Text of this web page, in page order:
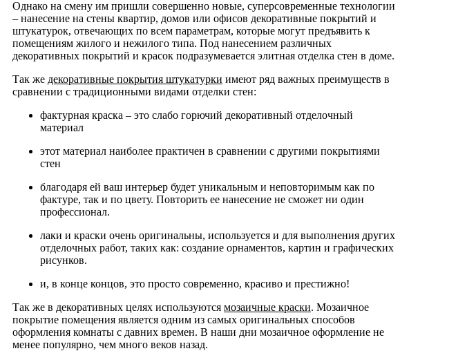
Однако на смену им пришли совершенно новые, суперсовременные технологии
– нанесение на стены квартир, домов или офисов декоративные покрытий и
штукатурок, отвечающих по всем параметрам, которые могут предъявить к
помещениям жилого и нежилого типа. Под нанесением различных
декоративных покрытий и красок подразумевается элитная отделка стен в доме.
Так же декоративные покрытия штукатурки имеют ряд важных преимуществ в
сравнении с традиционными видами отделки стен:
фактурная краска – это слабо горючий декоративный отделочный
материал
этот материал наиболее практичен в сравнении с другими покрытиями
стен
благодаря ей ваш интерьер будет уникальным и неповторимым как по
фактуре, так и по цвету. Повторить ее нанесение не сможет ни один
профессионал.
лаки и краски очень оригинальны, используется и для выполнения других
отделочных работ, таких как: создание орнаментов, картин и графических
рисунков.
и, в конце концов, это просто современно, красиво и престижно!
Так же в декоративных целях используются мозаичные краски. Мозаичное
покрытие помещения является одним из самых оригинальных способов
оформления комнаты с давних времен. В наши дни мозаичное оформление не
менее популярно, чем много веков назад.